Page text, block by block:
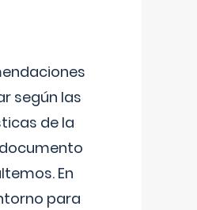
según las
de la
En
para